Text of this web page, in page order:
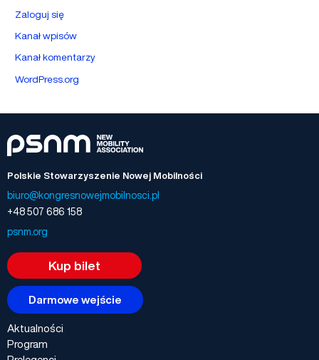
Zaloguj się
Kanał wpisów
Kanał komentarzy
WordPress.org
Polskie Stowarzyszenie Nowej Mobilności
biuro@kongresnowejmobilnosci.pl
+48 507 686 158
psnm.org
Kup bilet
Darmowe wejście
Aktualności
Program